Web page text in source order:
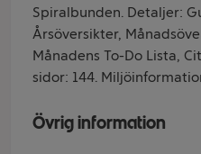
Spiralbunden. Detaljer:
Årsöversikter,
Månadens To-Do Lista,
sidor: 144.
Övrig information